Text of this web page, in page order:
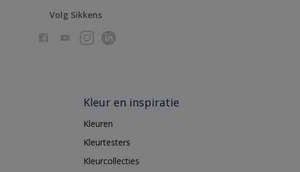
Volg Sikkens
Kleur en inspiratie
Kleuren
Kleurtesters
Kleurcollecties